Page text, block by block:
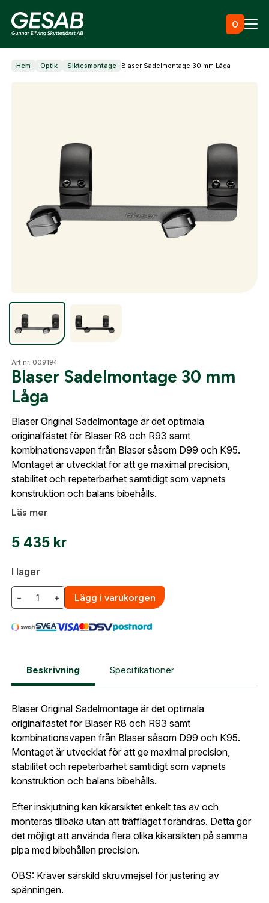
0
Ammunition
Jaktkläder & skor
Måltavlor
Optik
Mer
Kontakta oss
Hem Optik Siktesmontage Blaser Sadelmontage 30 mm Låga
Art nr. 009194
Blaser Sadelmontage 30 mm
Låga
Blaser Original Sadelmontage är det optimala
originalfästet för Blaser R8 och R93 samt
kombinationsvapen från Blaser såsom D99 och K95.
Montaget är utvecklat för att ge maximal precision,
stabilitet och repeterbarhet samtidigt som vapnets
konstruktion och balans bibehålls.
Läs mer
5 435 kr
I lager
− + Lägg i varukorgen
Beskrivning Specifikationer
Blaser Original Sadelmontage är det optimala
originalfästet för Blaser R8 och R93 samt
kombinationsvapen från Blaser såsom D99 och K95.
Montaget är utvecklat för att ge maximal precision,
stabilitet och repeterbarhet samtidigt som vapnets
konstruktion och balans bibehålls.
Efter inskjutning kan kikarsiktet enkelt tas av och
monteras tillbaka utan att träffläget förändras. Detta gör
det möjligt att använda flera olika kikarsikten på samma
pipa med bibehållen precision.
OBS: Kräver särskild skruvmejsel för justering av
spänningen.
Logga in
Logga in för att handla med dina avtalspriser, smidig
När du är inloggad hanteras beställningen
automatiskt enligt dina inställningar.
E-postadress:*
Glömt lösenord?
Skapa konto och handla enklare
Är du företag eller förening?
konto hos oss får du snabbare utcheckning,
översikt över dina beställningar och sparade
uppgifter.
oss så hjälper vi dig att skapa ett konto.
Skapa konto
Fyll i dina företags- eller föreningsuppgifter i
skapat. I vår FAQ hittar du svar på de vanligaste
frågorna gällande Mitt konto.
Företag- eller Föreningsnamn:*
Leverans & fakturaadress
Gatuadress:
Postnummer:
Ort:*
Telefon:*
Land: *
E-post:* (kommer bli ditt användarnamn)
så fort den här produkten är tillbaka i vårt
Blaser Sadelmontage 30 mm Låga
E-post adress
Jag godkänner att mina uppgifter sparas enligt
integritetspolicyn